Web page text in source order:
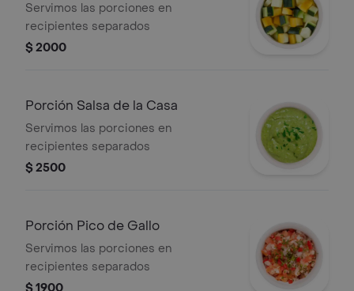
Servimos las porciones en
recipientes separados
$ 2000
Porción Salsa de la Casa
Servimos las porciones en
recipientes separados
$ 2500
Porción Pico de Gallo
Servimos las porciones en
recipientes separados